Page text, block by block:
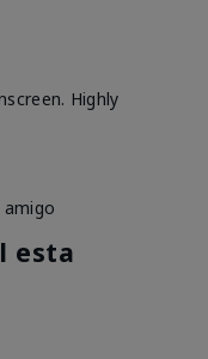
Highly
amigo
esta